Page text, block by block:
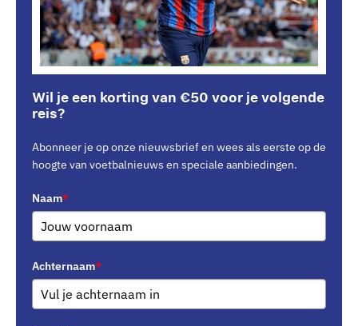
Wil je een korting van €50 voor je volgende
reis?
Abonneer je op onze nieuwsbrief en wees als eerste op de
hoogte van voetbalnieuws en speciale aanbiedingen.
Naam*
Achternaam*